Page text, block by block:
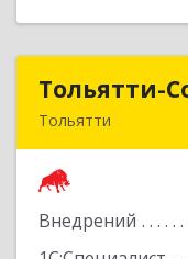
Тольятти-
Тольятти
Внедрений